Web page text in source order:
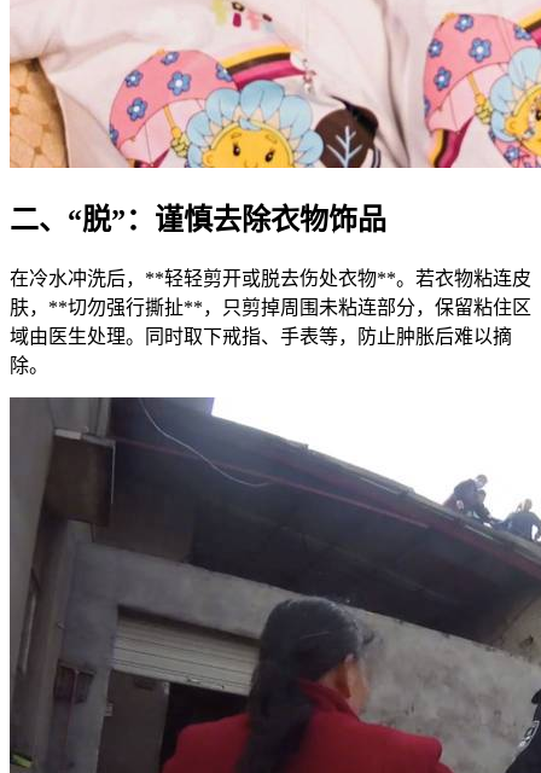
二、“脱”：谨慎去除衣物饰品
在冷水冲洗后，**轻轻剪开或脱去伤处衣物**。若衣物粘连皮
肤，**切勿强行撕扯**，只剪掉周围未粘连部分，保留粘住区
域由医生处理。同时取下戒指、手表等，防止肿胀后难以摘
除。